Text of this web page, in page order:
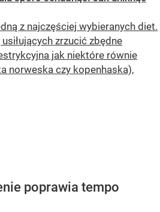
z najczęściej wybieranych diet.
zrzucić zbędne
jak niektóre równie
norweska czy kopenhaska),
poprawia tempo